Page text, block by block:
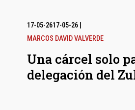
17-05-2617-05-26|
MARCOS DAVID VALVERDE
Una cárcel solo
delegación del